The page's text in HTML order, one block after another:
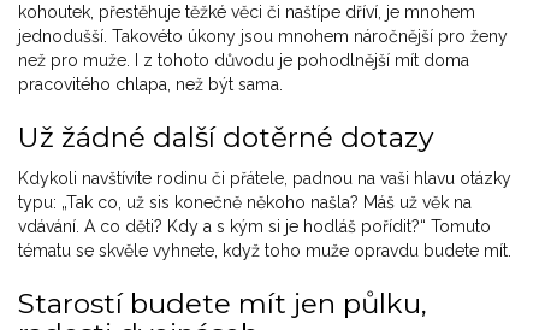
kohoutek, přestěhuje těžké věci či naštípe dříví, je mnohem
jednodušší. Takovéto úkony jsou mnohem náročnější pro ženy
než pro muže. I z tohoto důvodu je pohodlnější mít doma
pracovitého chlapa, než být sama.
Už žádné další dotěrné dotazy
Kdykoli navštívíte rodinu či přátele, padnou na vaši hlavu otázky
typu: „Tak co, už sis konečně někoho našla? Máš už věk na
vdávání. A co děti? Kdy a s kým si je hodláš pořídit?“ Tomuto
tématu se skvěle vyhnete, když toho muže opravdu budete mít.
Starostí budete mít jen půlku,